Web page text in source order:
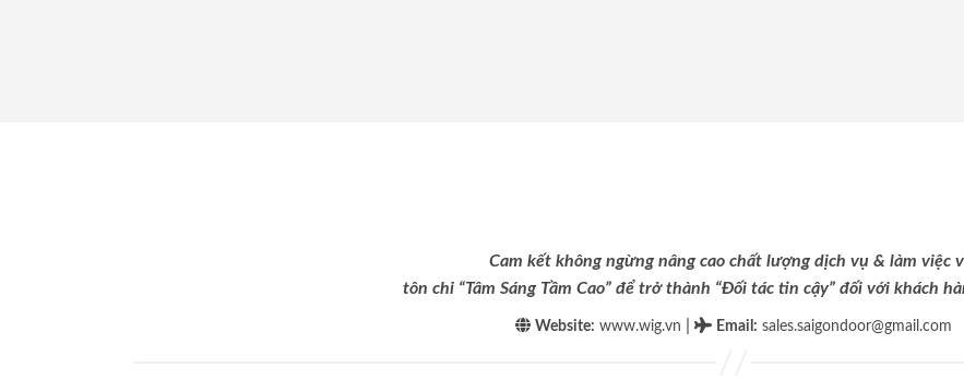
Cam kết không ngừng nâng cao chất lượng dịch vụ & làm việc
tôn chỉ “Tâm Sáng Tầm Cao” để trở thành “Đối tác tin cậy” đối với khách
Website: www.wig.vn Email : sales.saigondoor@gmail.com